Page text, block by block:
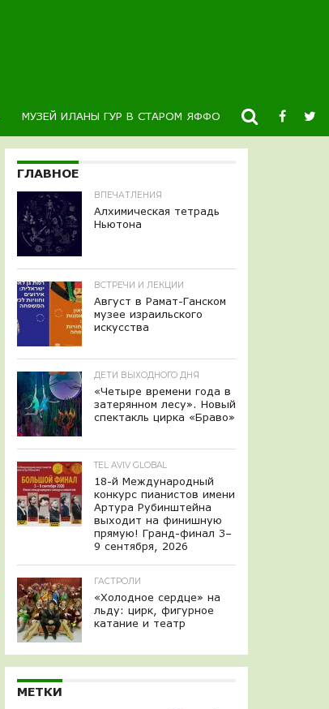
МУЗЕЙ ИЛАНЫ ГУР В СТАРОМ ЯФФО НОВОСТИ
ГЛАВНОЕ
ВПЕЧАТЛЕНИЯ
Алхимическая тетрадь
Ньютона
ВСТРЕЧИ И ЛЕКЦИИ
Август в Рамат-Ганском
музее израильского
искусства
ДЕТИ ВЫХОДНОГО ДНЯ
«Четыре времени года в
затерянном лесу». Новый
спектакль цирка «Браво»
TEL AVIV GLOBAL
18-й Международный
конкурс пианистов имени
Артура Рубинштейна
выходит на финишную
прямую! Гранд-финал 3–
9 сентября, 2026
ГАСТРОЛИ
«Холодное сердце» на
льду: цирк, фигурное
катание и театр
МЕТКИ